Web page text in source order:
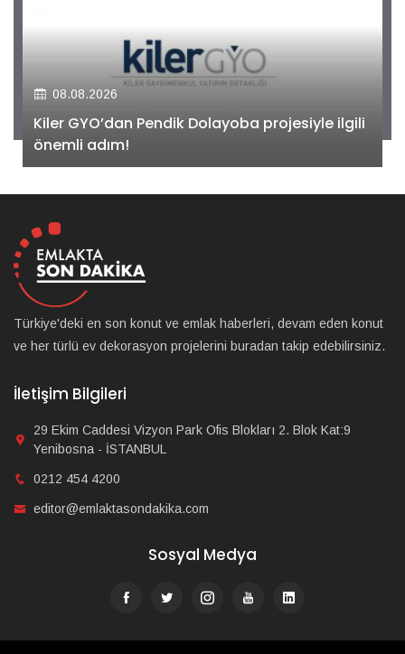
08.08.2026
Kiler GYO’dan Pendik Dolayoba projesiyle ilgili
önemli adım!
Türkiye'deki en son konut ve emlak haberleri, devam eden konut
ve her türlü ev dekorasyon projelerini buradan takip edebilirsiniz.
İletişim Bilgileri
29 Ekim Caddesi Vizyon Park Ofis Blokları 2. Blok Kat:9
Yenibosna - İSTANBUL
0212 454 4200
editor@emlaktasondakika.com
Sosyal Medya